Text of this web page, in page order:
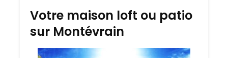
Votre maison loft ou patio
sur Montévrain